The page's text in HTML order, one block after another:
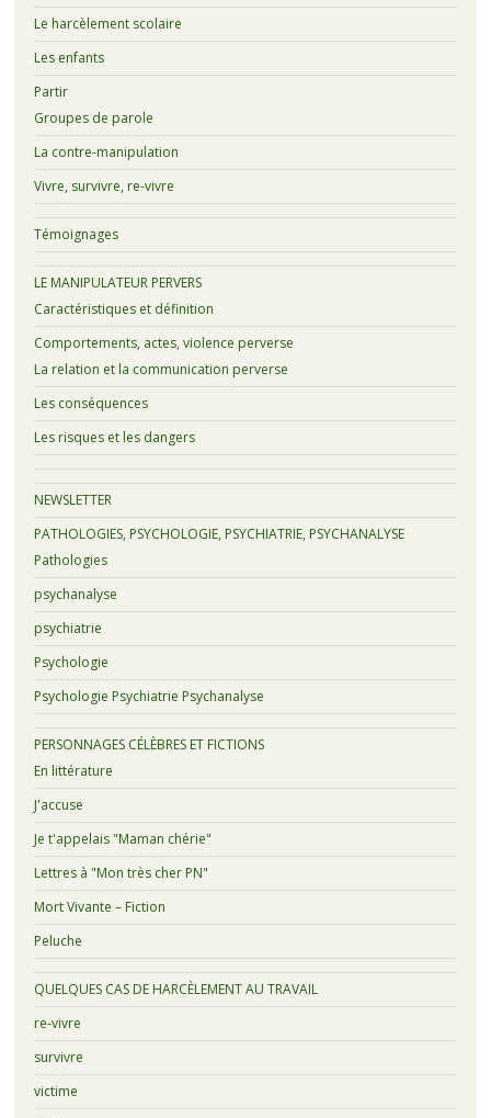
Le harcèlement scolaire
Les enfants
Partir
Groupes de parole
La contre-manipulation
Vivre, survivre, re-vivre
Témoignages
LE MANIPULATEUR PERVERS
Caractéristiques et définition
Comportements, actes, violence perverse
La relation et la communication perverse
Les conséquences
Les risques et les dangers
NEWSLETTER
PATHOLOGIES, PSYCHOLOGIE, PSYCHIATRIE, PSYCHANALYSE
Pathologies
psychanalyse
psychiatrie
Psychologie
Psychologie Psychiatrie Psychanalyse
PERSONNAGES CÉLÈBRES ET FICTIONS
En littérature
J'accuse
Je t'appelais "Maman chérie"
Lettres à "Mon très cher PN"
Mort Vivante – Fiction
Peluche
QUELQUES CAS DE HARCÈLEMENT AU TRAVAIL
re-vivre
survivre
victime